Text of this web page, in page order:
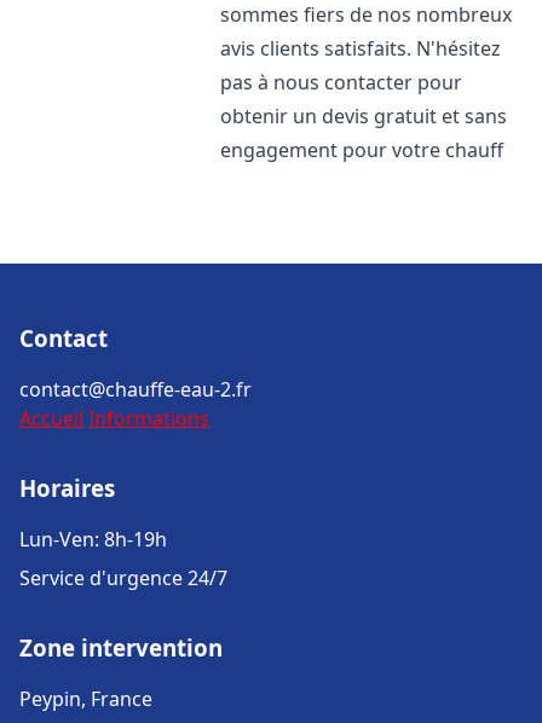
sommes fiers de nos nombreux
avis clients satisfaits. N'hésitez
pas à nous contacter pour
obtenir un devis gratuit et sans
engagement pour votre chauff
Contact
contact@chauffe-eau-2.fr
Accueil Informations
Horaires
Lun-Ven: 8h-19h
Service d'urgence 24/7
Zone intervention
Peypin, France